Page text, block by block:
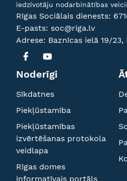
iedzīvotāju nodarbinātības
Rīgas Sociālais dienests:
E-pasts: soc@riga.lv
Adrese: Baznīcas ielā 19/23,
Noderīgi
Sīkdatnes
Piekļūstamība
Piekļūstamības
izvērtēšanas protokola
veidlapa
Rīgas domes
informatīvais portāls